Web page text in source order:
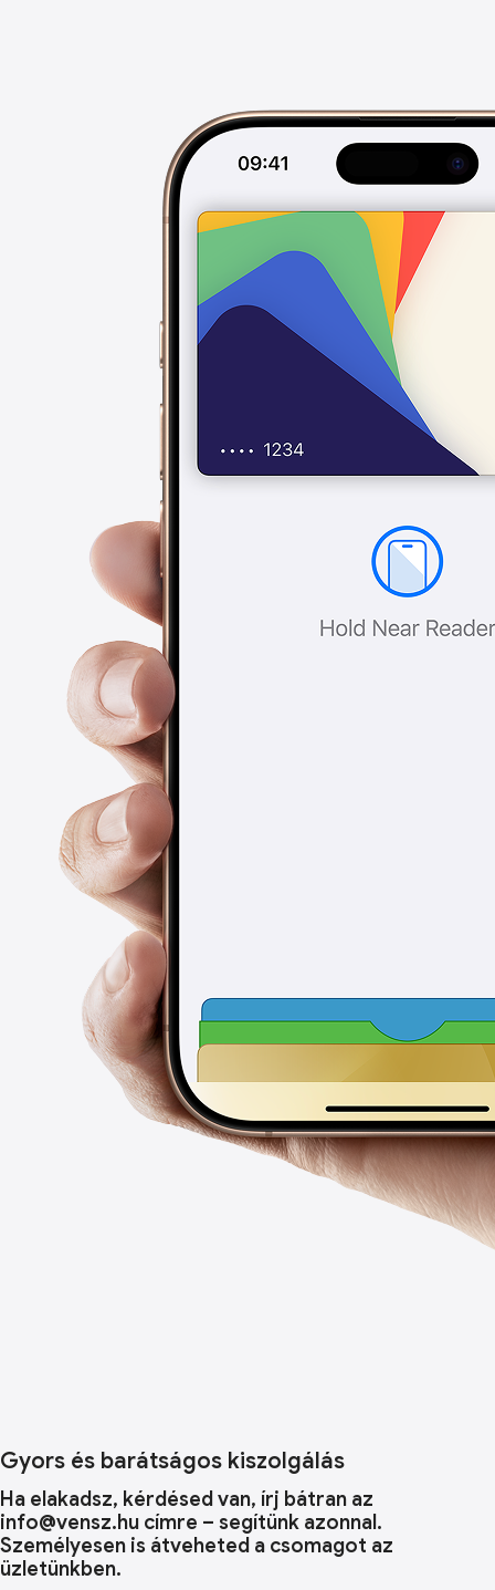
Gyors és barátságos kiszolgálás
Ha elakadsz, kérdésed van, írj bátran az
info@vensz.hu címre – segítünk azonnal.
Személyesen is átveheted a csomagot az
üzletünkben.